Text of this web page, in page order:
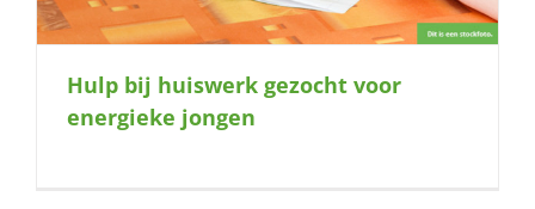
Hulp bij huiswerk gezocht voor
energieke jongen